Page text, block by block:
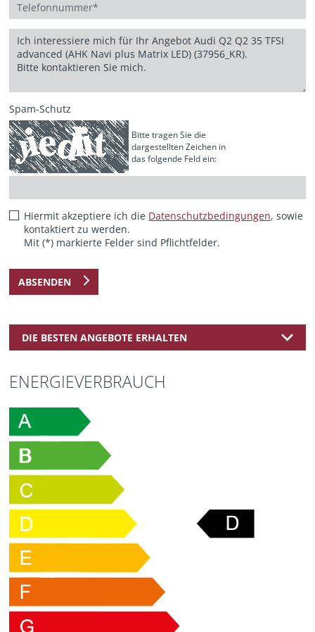
Spam-Schutz
Bitte tragen Sie die
dargestellten Zeichen in
das folgende Feld ein:
Hiermit akzeptiere ich die Datenschutzbedingungen, sowie
kontaktiert zu werden.
Mit (*) markierte Felder sind Pflichtfelder.
ABSENDEN
DIE BESTEN ANGEBOTE ERHALTEN
ENERGIEVERBRAUCH